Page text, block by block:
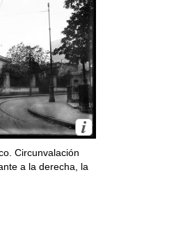
Circunvalación
a la derecha, la